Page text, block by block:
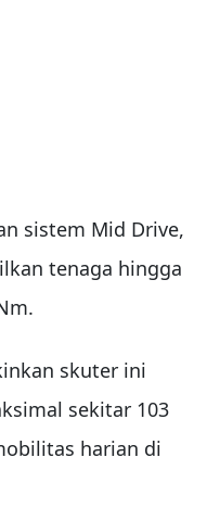
sistem Mid Drive,
tenaga hingga
skuter ini
sekitar 103
harian di